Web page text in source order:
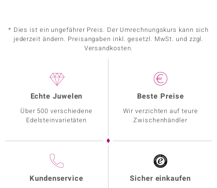
* Dies ist ein ungefährer Preis. Der Umrechnungskurs kann sich
jederzeit ändern. Preisangaben inkl. gesetzl. MwSt. und zzgl.
Versandkosten.
Echte Juwelen
Über 500 verschiedene
Edelsteinvarietäten
Beste Preise
Wir verzichten auf teure
Zwischenhändler
Kundenservice Sicher einkaufen